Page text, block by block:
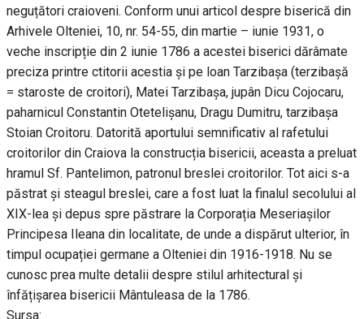
neguțători craioveni. Conform unui articol despre biserică din
Arhivele Olteniei, 10, nr. 54-55, din martie – iunie 1931, o
veche inscripție din 2 iunie 1786 a acestei biserici dărâmate
preciza printre ctitorii acestia și pe loan Tarzibașa (terzibașă
= staroste de croitori), Matei Tarzibașa, jupân Dicu Cojocaru,
paharnicul Constantin Otetelișanu, Dragu Dumitru, tarzibașa
Stoian Croitoru. Datorită aportului semnificativ al rafetului
croitorilor din Craiova la construcția bisericii, aceasta a preluat
hramul Sf. Pantelimon, patronul breslei croitorilor. Tot aici s-a
păstrat și steagul breslei, care a fost luat la finalul secolului al
XIX-lea și depus spre păstrare la Corporația Meseriașilor
Principesa Ileana din localitate, de unde a dispărut ulterior, în
timpul ocupației germane a Olteniei din 1916-1918. Nu se
cunosc prea multe detalii despre stilul arhitectural și
înfățișarea bisericii Mântuleasa de la 1786.
Sursa: